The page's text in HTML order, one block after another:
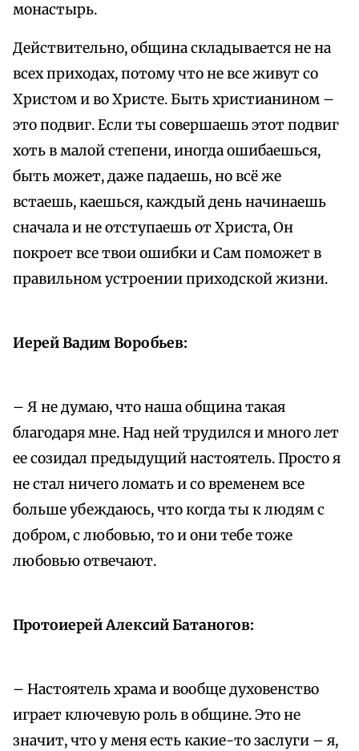
монастырь.
Действительно, община складывается не на
всех приходах, потому что не все живут со
Христом и во Христе. Быть христианином –
это подвиг. Если ты совершаешь этот подвиг
хоть в малой степени, иногда ошибаешься,
быть может, даже падаешь, но всё же
встаешь, каешься, каждый день начинаешь
сначала и не отступаешь от Христа, Он
покроет все твои ошибки и Сам поможет в
правильном устроении приходской жизни.
Иерей Вадим Воробьев:
– Я не думаю, что наша община такая
благодаря мне. Над ней трудился и много лет
ее созидал предыдущий настоятель. Просто я
не стал ничего ломать и со временем все
больше убеждаюсь, что когда ты к людям с
добром, с любовью, то и они тебе тоже
любовью отвечают.
Протоиерей Алексий Батаногов:
– Настоятель храма и вообще духовенство
играет ключевую роль в общине. Это не
значит, что у меня есть какие-то заслуги – я,